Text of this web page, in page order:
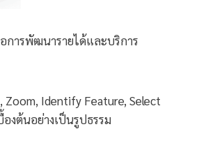
การพัฒนารายได้และบริการ
Zoom, Identify Feature, Select
งต้นอย่างเป็นรูปธรรม